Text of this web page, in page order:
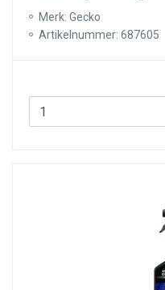
Merk: Gecko
Artikelnummer: 687605